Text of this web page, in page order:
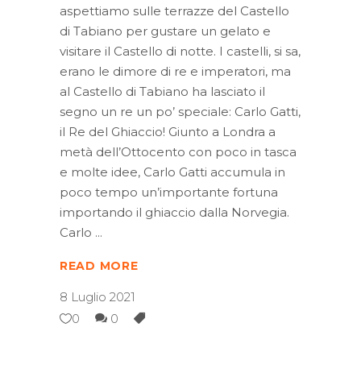
aspettiamo sulle terrazze del Castello
di Tabiano per gustare un gelato e
visitare il Castello di notte. I castelli, si sa,
erano le dimore di re e imperatori, ma
al Castello di Tabiano ha lasciato il
segno un re un po’ speciale: Carlo Gatti,
il Re del Ghiaccio! Giunto a Londra a
metà dell’Ottocento con poco in tasca
e molte idee, Carlo Gatti accumula in
poco tempo un’importante fortuna
importando il ghiaccio dalla Norvegia.
Carlo
READ MORE
8 Luglio 2021
0
0